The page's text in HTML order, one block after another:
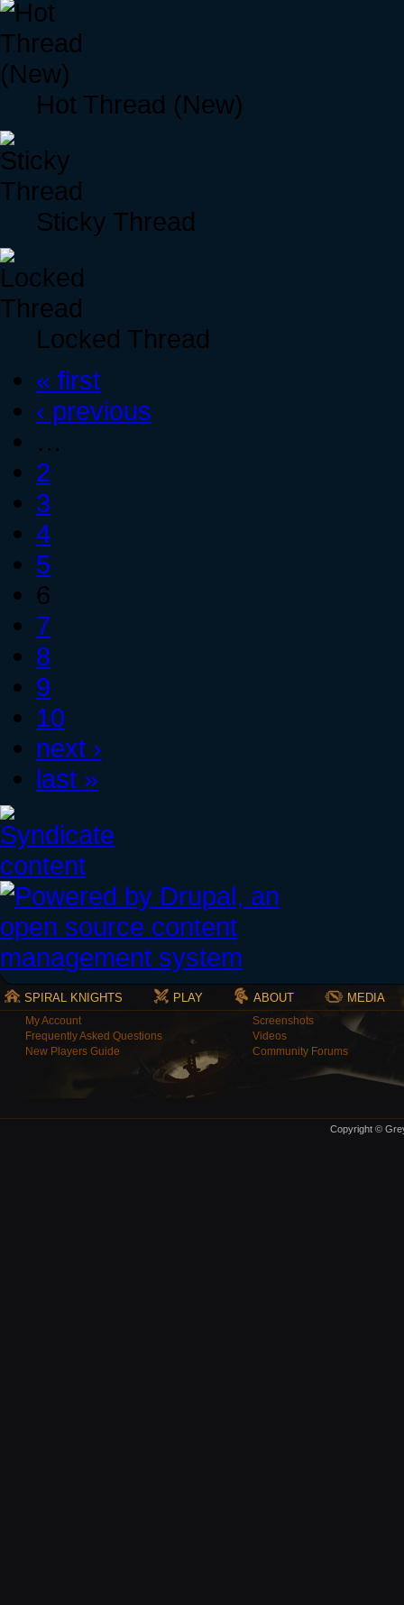
Hot Thread (New)
Sticky Thread
Locked Thread
« first
‹ previous
…
2
3
4
5
6
7
8
9
10
next ›
last »
SPIRAL KNIGHTS PLAY ABOUT MEDIA
My Account
Frequently Asked Questions
New Players Guide
Screenshots
Videos
Community Forums
Copyright ©